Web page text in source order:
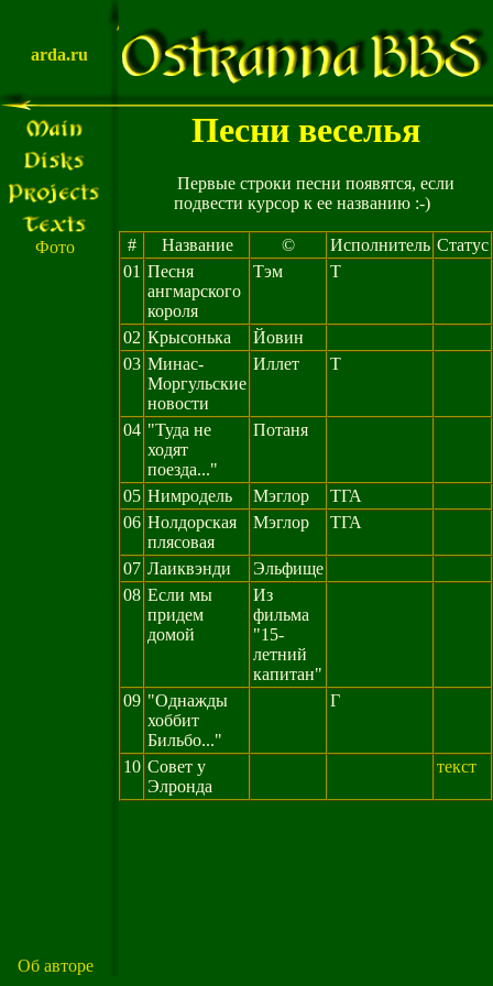
arda.ru
Фото
Об авторе
Песни веселья
Первые строки песни появятся, если
подвести курсор к ее названию :-)
# Название © Исполнитель Статус
01 Песня
ангмарского
короля
Тэм Т
02 Крысонька
Йовин
03 Минас-
Моргульские
новости
Иллет Т
04 "Туда не
ходят
поезда..."
Потаня
05 Нимродель Мэглор
ТГА
06 Нолдорская
плясовая
Мэглор ТГА
07 Лаиквэнди
Эльфище
08 Если мы
придем
домой
Из
фильма
"15-
летний
капитан"
09 "Однажды
хоббит
Бильбо..."
Г
10 Совет у
Элронда
текст